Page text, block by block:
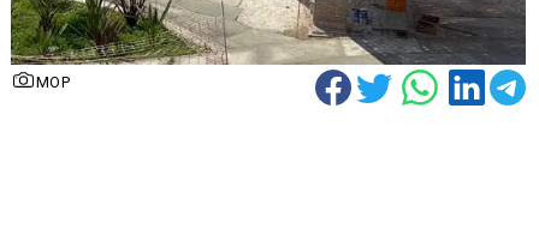
MOP